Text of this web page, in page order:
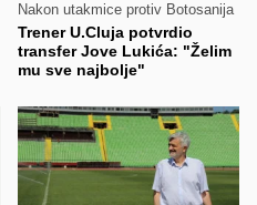
Nakon utakmice protiv Botosanija
Trener U.Cluja potvrdio
transfer Jove Lukića: "Želim
mu sve najbolje"